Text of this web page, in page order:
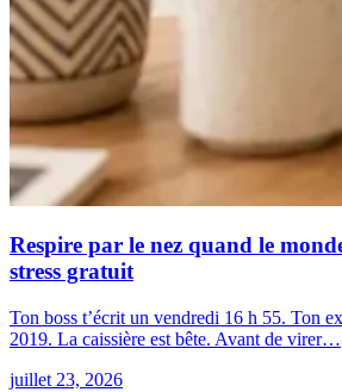
Respire par le nez quand le
stress gratuit
Ton boss t’écrit un vendredi 16 h 55. Ton
2019. La caissière est bête. Avant de virer…
juillet 23, 2026